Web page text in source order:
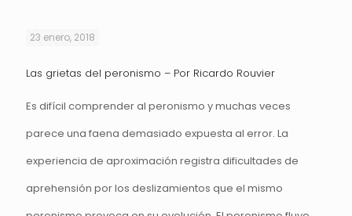
23 enero, 2018
Las grietas del peronismo – Por Ricardo Rouvier
Es difícil comprender al peronismo y muchas veces
parece una faena demasiado expuesta al error. La
experiencia de aproximación registra dificultades de
aprehensión por los deslizamientos que el mismo